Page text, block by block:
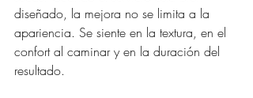
diseñado, la mejora no se limita a la
apariencia. Se siente en la textura, en el
confort al caminar y en la duración del
resultado.